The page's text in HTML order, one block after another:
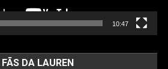
10:47
DA LAUREN